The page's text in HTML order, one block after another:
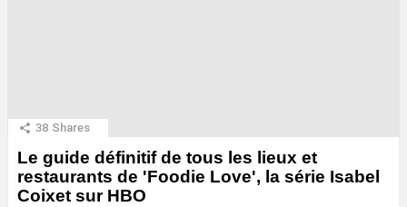
38 Shares
Le guide définitif de tous les lieux et
restaurants de 'Foodie Love', la série Isabel
Coixet sur HBO